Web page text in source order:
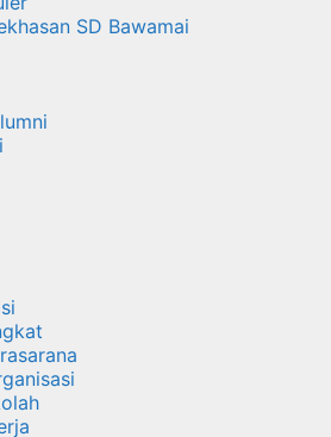
SD Bawamai